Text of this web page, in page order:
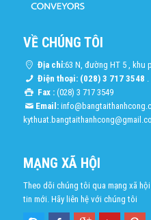
VỀ CHÚNG TÔI
Địa chỉ:63 N, đường HT 5 , khu
Điện thoại: (028) 3 717 3548 .
Fax :(028) 3 717 3549
Email:
MẠNG XÃ HỘI
Theo dõi chúng tôi qua mạng xã
tin mới. Hãy liên hệ với chúng tôi